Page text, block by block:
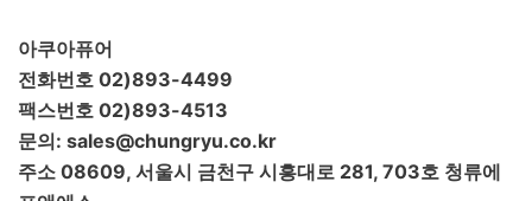
아쿠아퓨어
전화번호 02)893-4499
팩스번호 02)893-4513
문의: sales@chungryu.co.kr
주소 08609, 서울시 금천구 시흥대로 281, 703호 청류에